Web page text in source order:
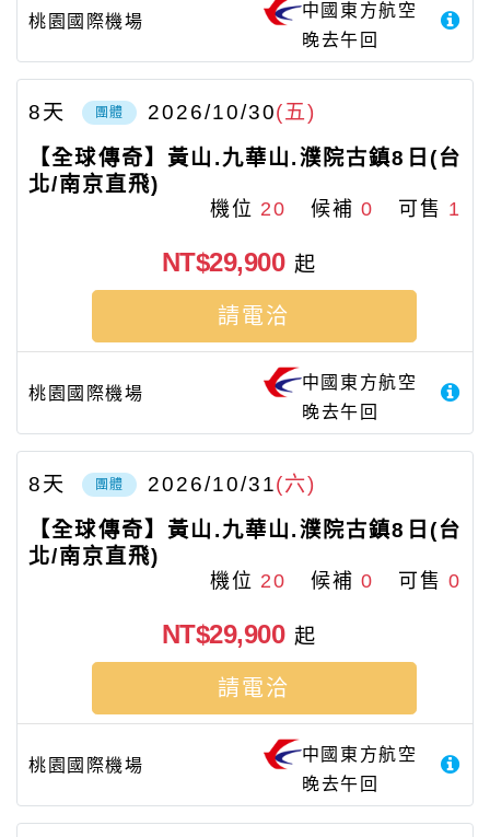
桃園國際機場
中國東方航空
晚去午回
團體 2026/10/30(五)
8天
【全球傳奇】黃山.九華山.濮院古鎮8日(台
北/南京直飛)
機位 20 候補0 可售 1
桃園國際機場
中國東方航空
晚去午回
NT$29,900 起
請電洽
團體 2026/10/31(六)
8天
【全球傳奇】黃山.九華山.濮院古鎮8日(台
北/南京直飛)
機位 20 候補0 可售0
桃園國際機場
中國東方航空
晚去午回
NT$29,900 起
請電洽